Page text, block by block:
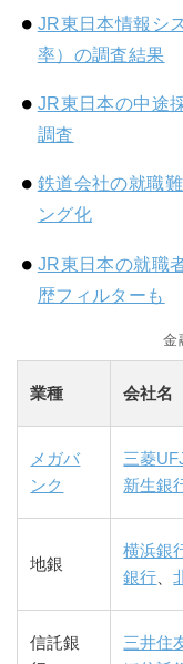
JR東日本情報シ
率）の調査結果
JR東日本の中途
調査
鉄道会社の就職
ング化
JR東日本の就職
歴フィルターも
金
業種 会社名
メガバ
ンク
三菱
新生銀
地銀
横浜銀
銀行、
信託銀
三井住